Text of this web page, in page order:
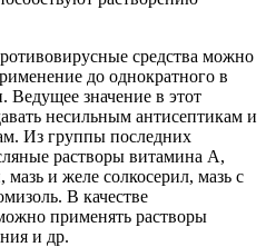
средства можно
до однократного в
Ведущее значение в этот
несильным антисептикам и
Из группы последних
растворы витамина А,
и желе солкосерил, мазь с
В качестве
применять растворы
и др.